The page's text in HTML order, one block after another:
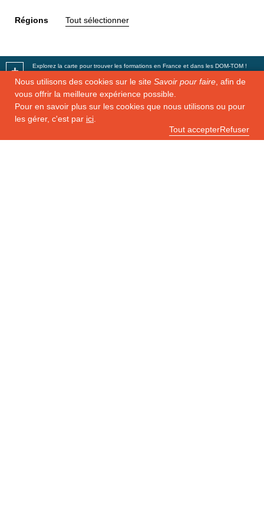
Régions Tout sélectionner
+
−
Explorez la carte pour trouver les formations en France et dans les DOM-TOM !
Nous utilisons des cookies sur le site Savoir pour faire , afin de
vous offrir la meilleure expérience possible.
Pour en savoir plus sur les cookies que nous utilisons ou pour
les gérer, c'est par ici
Tout accepterRefuser